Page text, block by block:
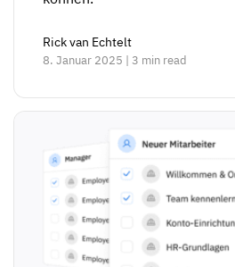
Rick van Echtelt
8. Januar 2025 | 3 min read